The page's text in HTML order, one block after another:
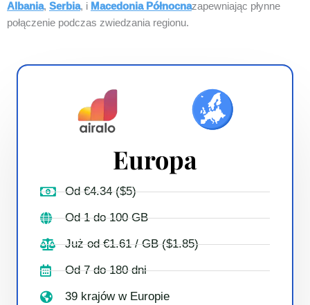
Albania, Serbia, i Macedonia Północnazapewniając płynne
połączenie podczas zwiedzania regionu.
Europa
Od €4.34 ($5)
Od 1 do 100 GB
Już od €1.61 / GB ($1.85)
Od 7 do 180 dni
39 krajów w Europie